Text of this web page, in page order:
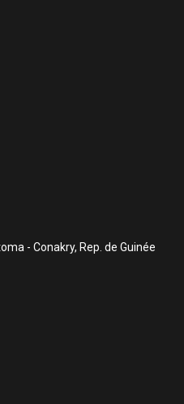
- Conakry, Rep. de Guinée